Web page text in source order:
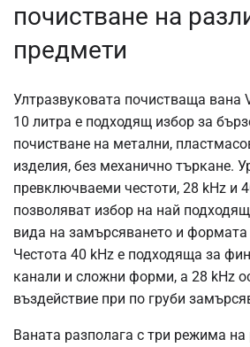
почистване на
предмети
Ултразвуковата почистваща вана
10 литра е подходящ избор за
почистване на метални,
изделия, без механично търкане.
превключваеми честоти, 28 kHz и
позволяват избор на най
вида на замърсяването и формата
Честота 40 kHz е подходяща за
канали и сложни форми, а 28 kHz
въздействие при по груби
Ваната разполага с три режима на